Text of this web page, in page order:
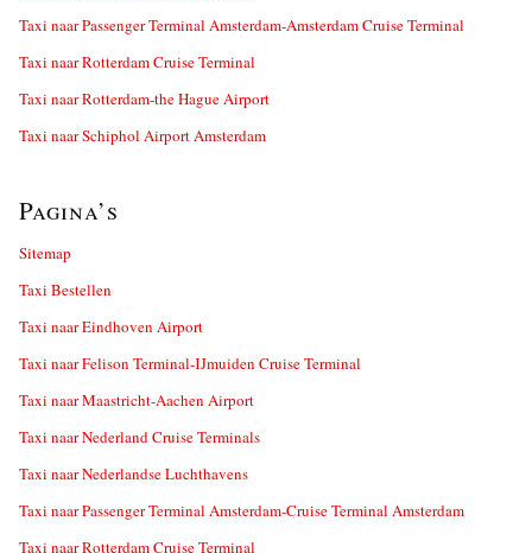
Taxi naar Passenger Terminal Amsterdam-Amsterdam Cruise Terminal
Taxi naar Rotterdam Cruise Terminal
Taxi naar Rotterdam-the Hague Airport
Taxi naar Schiphol Airport Amsterdam
Pagina’s
Sitemap
Taxi Bestellen
Taxi naar Eindhoven Airport
Taxi naar Felison Terminal-IJmuiden Cruise Terminal
Taxi naar Maastricht-Aachen Airport
Taxi naar Nederland Cruise Terminals
Taxi naar Nederlandse Luchthavens
Taxi naar Passenger Terminal Amsterdam-Cruise Terminal Amsterdam
Taxi naar Rotterdam Cruise Terminal